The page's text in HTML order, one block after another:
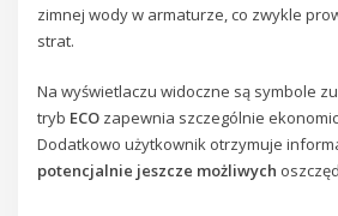
zimnej wody w armaturze, co zwykle
strat.
Na wyświetlaczu widoczne są symbole
tryb ECO zapewnia szczególnie
Dodatkowo użytkownik otrzymuje
potencjalnie jeszcze możliwych